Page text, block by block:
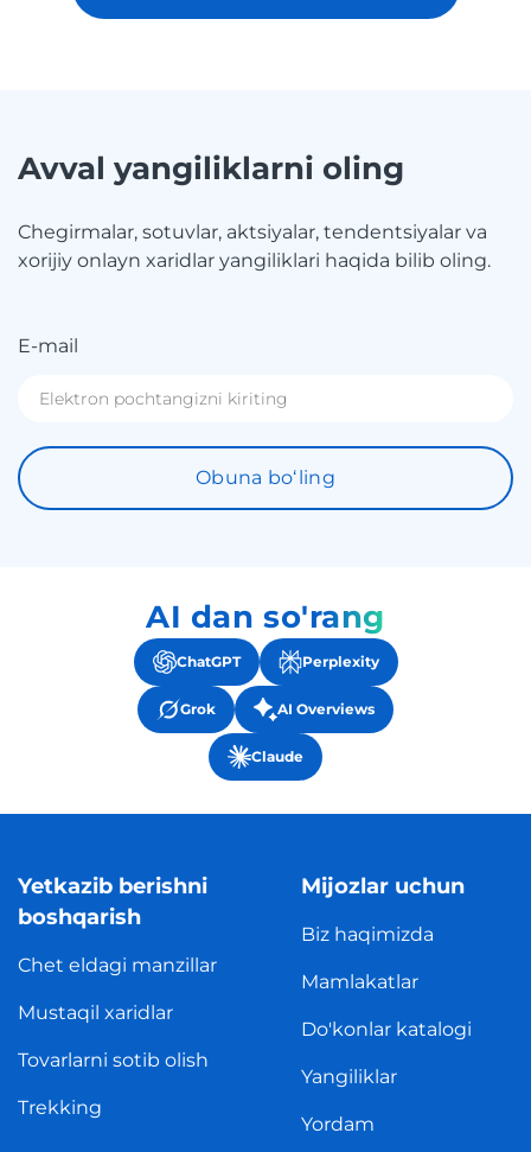
Avval yangiliklarni oling
Chegirmalar, sotuvlar, aktsiyalar, tendentsiyalar va
xorijiy onlayn xaridlar yangiliklari haqida bilib oling.
E-mail
Obuna boʻling
AI dan so'rang
ChatGPT Perplexity
Grok AI Overviews
Claude
Yetkazib berishni
boshqarish
Chet eldagi manzillar
Mustaqil xaridlar
Tovarlarni sotib olish
Trekking
Mijozlar uchun
Biz haqimizda
Mamlakatlar
Do'konlar katalogi
Yangiliklar
Yordam